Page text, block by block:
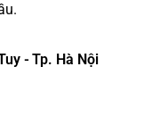
- Tp. Hà Nội